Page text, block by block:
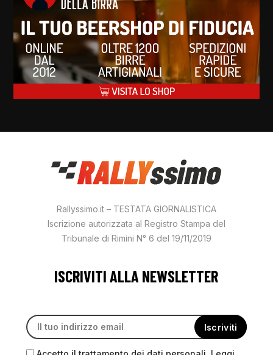
Rallyssimo.it – TESTATA GIORNALISTICA
Iscrizione autorizzata al Registro Stampa del
Tribunale di Rimini N° 6 del 19/11/2019
ISCRIVITI ALLA NEWSLETTER